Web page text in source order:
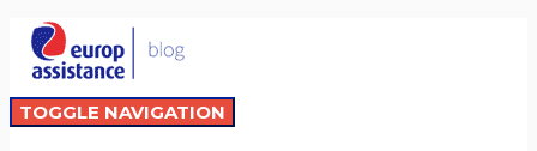
TOGGLE NAVIGATION